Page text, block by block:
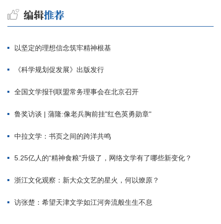
以坚定的理想信念筑牢精神根基
《科学规划促发展》出版发行
全国文学报刊联盟常务理事会在北京召开
鲁奖访谈 | 蒲隆:像老兵胸前挂"红色英勇勋章"
中拉文学：书页之间的跨洋共鸣
5.25亿人的“精神食粮”升级了，网络文学有了哪些新变化？
浙江文化观察：新大众文艺的星火，何以燎原？
访张楚：希望天津文学如江河奔流般生生不息